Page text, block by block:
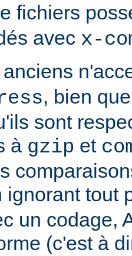
fichiers
avec x-
, bien
sont
à gzip et
ignorant tout
un codage,
(c'est à